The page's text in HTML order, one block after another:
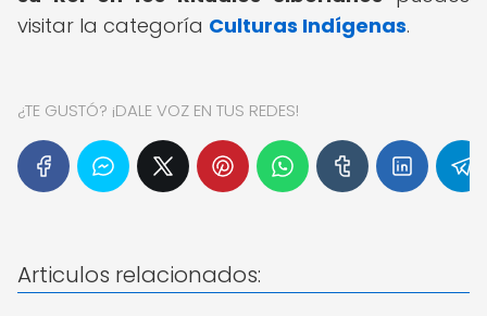
visitar la categoría Culturas Indígenas.
¿TE GUSTÓ? ¡DALE VOZ EN TUS REDES!
Articulos relacionados: